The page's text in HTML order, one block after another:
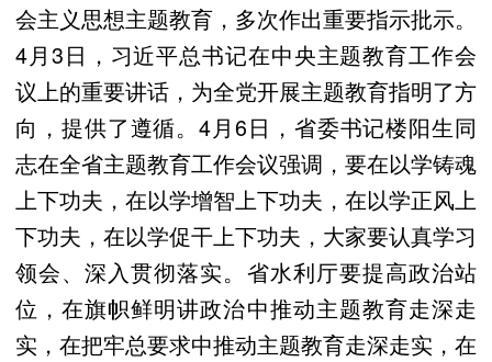
会主义思想主题教育，多次作出重要指示批示。
4月3日，习近平总书记在中央主题教育工作会
议上的重要讲话，为全党开展主题教育指明了方
向，提供了遵循。4月6日，省委书记楼阳生同
志在全省主题教育工作会议强调，要在以学铸魂
上下功夫，在以学增智上下功夫，在以学正风上
下功夫，在以学促干上下功夫，大家要认真学习
领会、深入贯彻落实。省水利厅要提高政治站
位，在旗帜鲜明讲政治中推动主题教育走深走
实，在把牢总要求中推动主题教育走深走实，在